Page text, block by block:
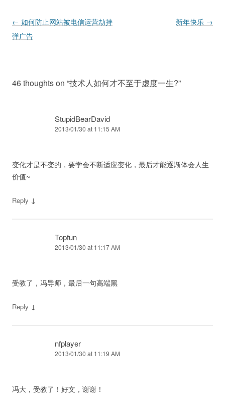
Post navigation
← 如何防止网站被电信运营劫持
弹广告
新年快乐 →
46 thoughts on “技术人如何才不至于虚度一生?”
StupidBearDavid
2013/01/30 at 11:15 AM
变化才是不变的，要学会不断适应变化，最后才能逐渐体会人生
价值~
Reply ↓
Topfun
2013/01/30 at 11:17 AM
受教了，冯导师，最后一句高端黑
Reply ↓
nfplayer
2013/01/30 at 11:19 AM
冯大，受教了！好文，谢谢！